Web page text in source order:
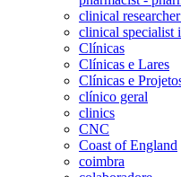
clinical
clinical specialist
Clínicas
Clínicas e Lares
Clínicas e
clínico geral
clinics
CNC
Coast of England
coimbra